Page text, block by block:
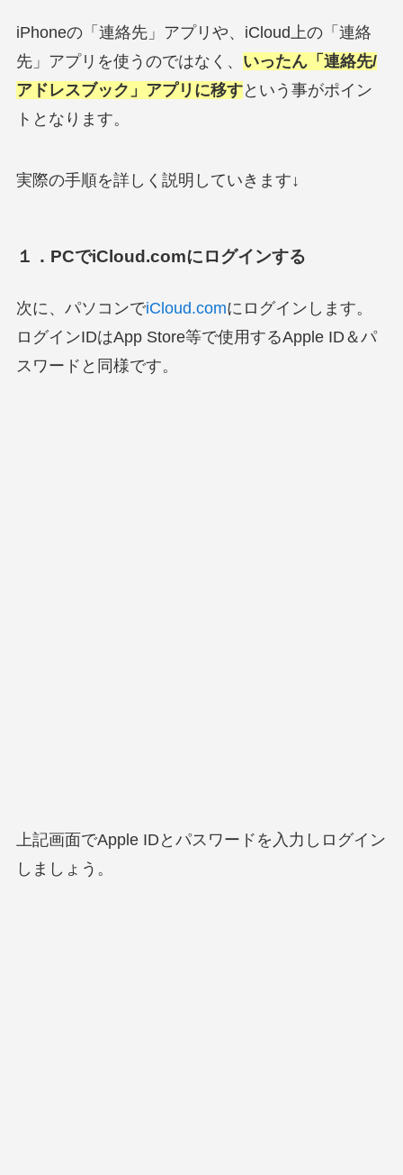
iPhoneの「連絡先」アプリや、iCloud上の「連絡
先」アプリを使うのではなく、 いったん「連絡先/
アドレスブック」アプリに移すという事がポイン
トとなります。
実際の手順を詳しく説明していきます↓
１．PCでiCloud.comにログインする
次に、パソコンでiCloud.comにログインします。
ログインIDはApp Store等で使用するApple ID＆パ
スワードと同様です。
上記画面でApple IDとパスワードを入力しログイン
しましょう。